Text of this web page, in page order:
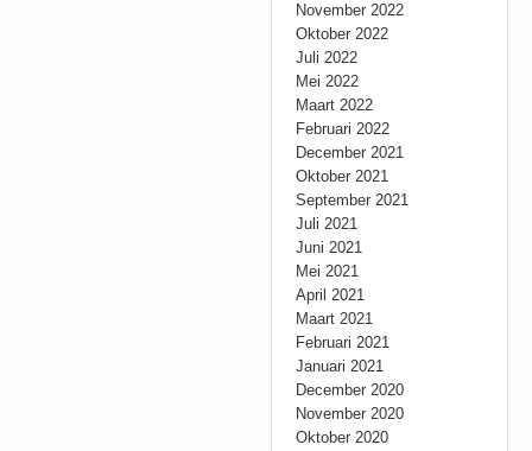
November 2022
Oktober 2022
Juli 2022
Mei 2022
Maart 2022
Februari 2022
December 2021
Oktober 2021
September 2021
Juli 2021
Juni 2021
Mei 2021
April 2021
Maart 2021
Februari 2021
Januari 2021
December 2020
November 2020
Oktober 2020